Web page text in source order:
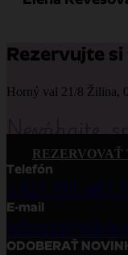
Rezervujte
Horný val 21/8 Žilina,
Neváhajte,
Telefón
+421 911 461
E-mail
ODOBERAŤ